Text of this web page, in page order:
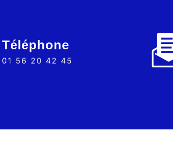
Téléphone
01 56 20 42 45